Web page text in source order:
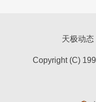
天极动态
Copyright (C)